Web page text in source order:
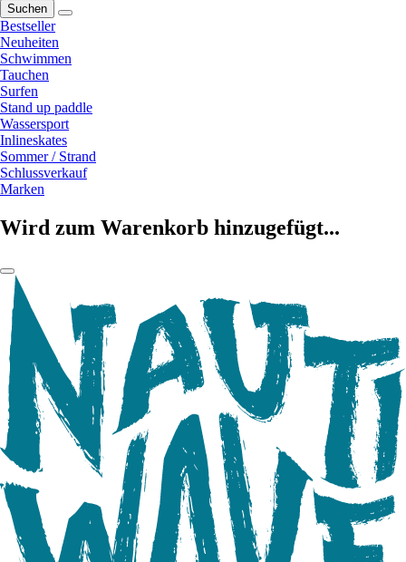
Suchen
Bestseller
Neuheiten
Schwimmen
Tauchen
Surfen
Stand up paddle
Wassersport
Inlineskates
Sommer / Strand
Schlussverkauf
Marken
Wird zum Warenkorb hinzugefügt...